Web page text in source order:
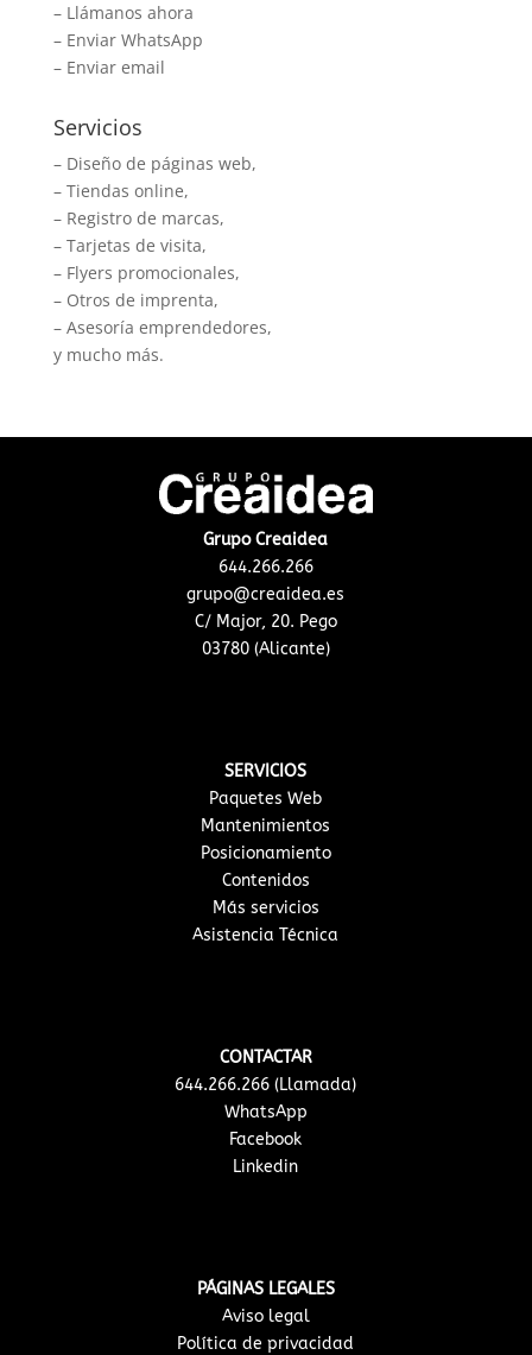
– Llámanos ahora
– Enviar WhatsApp
– Enviar email
Servicios
– Diseño de páginas web,
– Tiendas online,
– Registro de marcas,
– Tarjetas de visita,
– Flyers promocionales,
– Otros de imprenta,
– Asesoría emprendedores,
y mucho más.
Grupo Creaidea
644.266.266
grupo@creaidea.es
C/ Major, 20. Pego
03780 (Alicante)
SERVICIOS
Paquetes Web
Mantenimientos
Posicionamiento
Contenidos
Más servicios
Asistencia Técnica
CONTACTAR
644.266.266 (Llamada)
WhatsApp
Facebook
Linkedin
PÁGINAS LEGALES
Aviso legal
Política de privacidad